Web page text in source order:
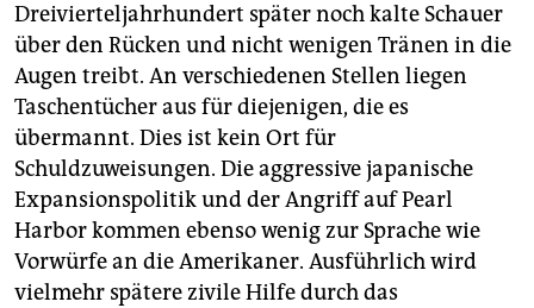
Dreivierteljahrhundert später noch kalte Schauer
über den Rücken und nicht wenigen Tränen in die
Augen treibt. An verschiedenen Stellen liegen
Taschentücher aus für diejenigen, die es
übermannt. Dies ist kein Ort für
Schuldzuweisungen. Die aggressive japanische
Expansionspolitik und der Angriff auf Pearl
Harbor kommen ebenso wenig zur Sprache wie
Vorwürfe an die Amerikaner. Ausführlich wird
vielmehr spätere zivile Hilfe durch das